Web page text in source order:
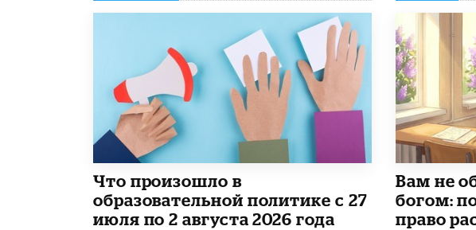
​Что произошло в
образовательной политике с 27
июля по 2 августа 2026 года
​Вам не
богом:
право